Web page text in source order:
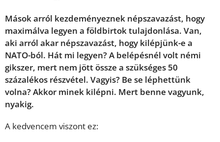
Mások arról kezdeményeznek népszavazást, hogy
maximálva legyen a földbirtok tulajdonlása. Van,
aki arról akar népszavazást, hogy kilépjünk-e a
NATO-ból. Hát mi legyen? A belépésnél volt némi
gikszer, mert nem jött össze a szükséges 50
százalékos részvétel. Vagyis? Be se léphettünk
volna? Akkor minek kilépni. Mert benne vagyunk,
nyakig.
A kedvencem viszont ez: